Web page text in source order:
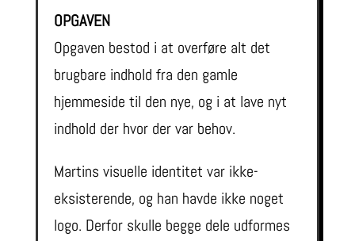
OPGAVEN
Opgaven bestod i at overføre alt det
brugbare indhold fra den gamle
hjemmeside til den nye, og i at lave nyt
indhold der hvor der var behov.
Martins visuelle identitet var ikke-
eksisterende, og han havde ikke noget
logo. Derfor skulle begge dele udformes